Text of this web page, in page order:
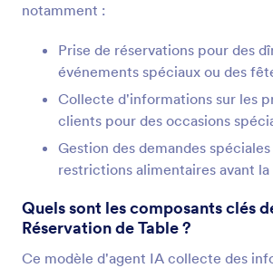
notamment :
Prise de réservations pour des
événements spéciaux ou des
Collecte d'informations sur les
clients pour des occasions
Gestion des demandes
restrictions alimentaires avant
Quels sont les composants clés
Réservation de Table ?
Ce modèle d'agent IA collecte des